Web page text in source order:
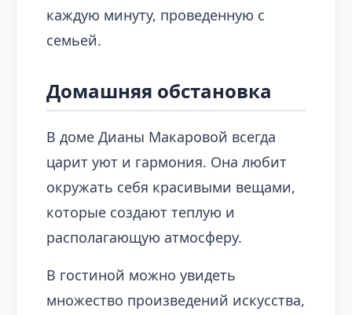
каждую минуту, проведенную с
семьей.
Домашняя обстановка
В доме Дианы Макаровой всегда
царит уют и гармония. Она любит
окружать себя красивыми вещами,
которые создают теплую и
располагающую атмосферу.
В гостиной можно увидеть
множество произведений искусства,